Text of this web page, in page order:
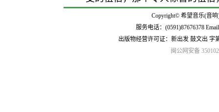
Copyright© 希望音乐(音
服务电话：(0591)87676378
出版物经营许可证：新出发 鼓文出
闽公网安备